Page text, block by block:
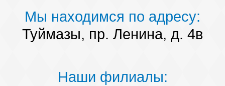
Мы находимся по адресу:
Туймазы, пр. Ленина, д. 4в
Наши филиалы: